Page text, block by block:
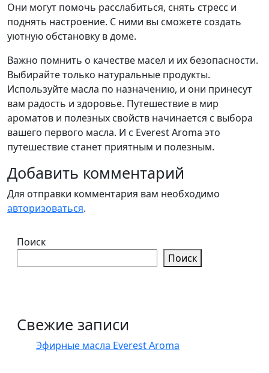
Они могут помочь расслабиться, снять стресс и
поднять настроение. С ними вы сможете создать
уютную обстановку в доме.
Важно помнить о качестве масел и их безопасности.
Выбирайте только натуральные продукты.
Используйте масла по назначению, и они принесут
вам радость и здоровье. Путешествие в мир
ароматов и полезных свойств начинается с выбора
вашего первого масла. И с Everest Aroma это
путешествие станет приятным и полезным.
Добавить комментарий
Для отправки комментария вам необходимо
авторизоваться.
Поиск
Поиск
Свежие записи
Эфирные масла Everest Aroma